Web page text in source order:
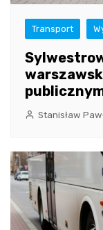
Transport
Stanisław